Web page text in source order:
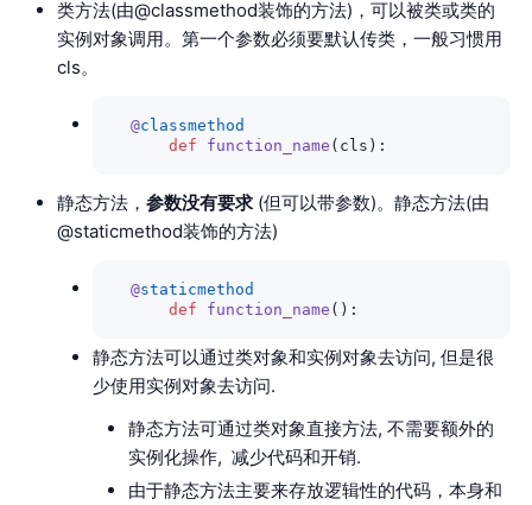
类方法(由@classmethod装饰的方法)，可以被类或类的
实例对象调用。第一个参数必须要默认传类，一般习惯用
cls。
  @
classmethod
      def
function_name (cls):
静态方法， 参数没有要求(但可以带参数)。静态方法(由
@staticmethod装饰的方法)
  @
staticmethod
      def
function_name ():
静态方法可以通过类对象和实例对象去访问, 但是很
少使用实例对象去访问.
静态方法可通过类对象直接方法, 不需要额外的
实例化操作, 减少代码和开销.
由于静态方法主要来存放逻辑性的代码，本身和